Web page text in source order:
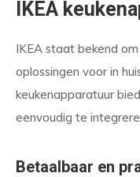
IKEA
IKEA staat bekend
oplossingen voor in
keukenapparatuur
eenvoudig te
Betaalbaar en